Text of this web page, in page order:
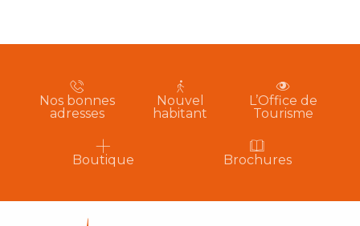
Nos bonnes
adresses
Nouvel
habitant
L’Office de
Tourisme
Boutique Brochures